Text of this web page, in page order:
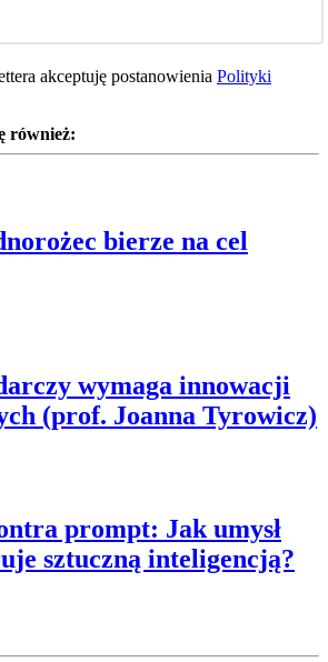
akceptuję postanowienia Polityki
również:
bierze na cel
wymaga innowacji
(prof. Joanna Tyrowicz)
prompt: Jak umysł
sztuczną inteligencją?